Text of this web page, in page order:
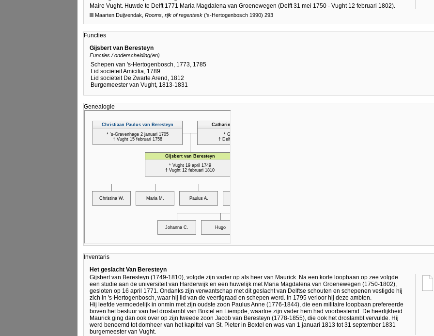
Maire Vught. Huwde te Delft 1771 Maria Magdalena van Groenewegen (Delft 31 mei 1750 - Vught 12 februari 1802).
Maarten Duijvendak, Rooms, rijk of regentesk ('s-Hertogenbosch 1990) 293
Functies
Gijsbert van Beresteyn
Functies / onderscheiding(en)
Schepen van 's-Hertogenbosch, 1773, 1785
Lid sociëteit Amicitia, 1789
Lid sociëteit De Zwarte Arend, 1812
Burgemeester van Vught, 1813-1831
Genealogie
Inventaris
Het geslacht Van Beresteyn
Gijsbert van Beresteyn (1749-1810), volgde zijn vader op als heer van Maurick. Na een korte loopbaan op zee volgde
een studie aan de universiteit van Harderwijk en een huwelijk met Maria Magdalena van Groenewegen (1750-1802),
gesloten op 16 april 1771. Ondanks zijn verwantschap met dit geslacht van Delftse schouten en schepenen vestigde hij
zich in 's-Hertogenbosch, waar hij lid van de veertigraad en schepen werd. In 1795 verloor hij deze ambten.
Hij leefde vermoedelijk in onmin met zijn oudste zoon Paulus Anne (1776-1844), die een militaire loopbaan prefereerde
boven het bestuur van het drostambt van Boxtel en Liempde, waartoe zijn vader hem had voorbestemd. De heerlijkheid
Maurick ging dan ook over op zijn tweede zoon Jacob van Beresteyn (1778-1855), die ook het drostambt vervulde. Hij
werd benoemd tot domheer van het kapittel van St. Pieter in Boxtel en was van 1 januari 1813 tot 31 september 1831
burgemeester van Vught.